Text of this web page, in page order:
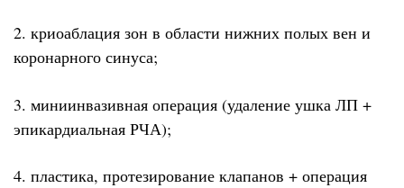
2. криоаблация зон в области нижних полых вен и
коронарного синуса;
3. миниинвазивная операция (удаление ушка ЛП +
эпикардиальная РЧА);
4. пластика, протезирование клапанов + операция